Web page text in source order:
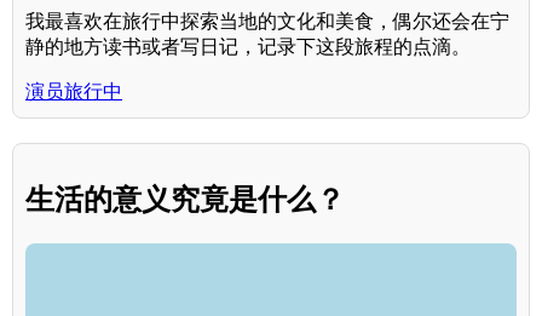
我最喜欢在旅行中探索当地的文化和美食，偶尔还会在宁
静的地方读书或者写日记，记录下这段旅程的点滴。
演员旅行中
生活的意义究竟是什么？